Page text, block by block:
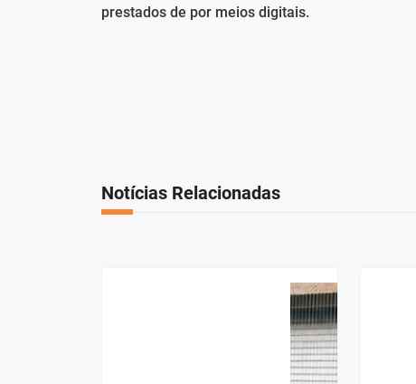
prestados de por meios digitais.
Notícias Relacionadas